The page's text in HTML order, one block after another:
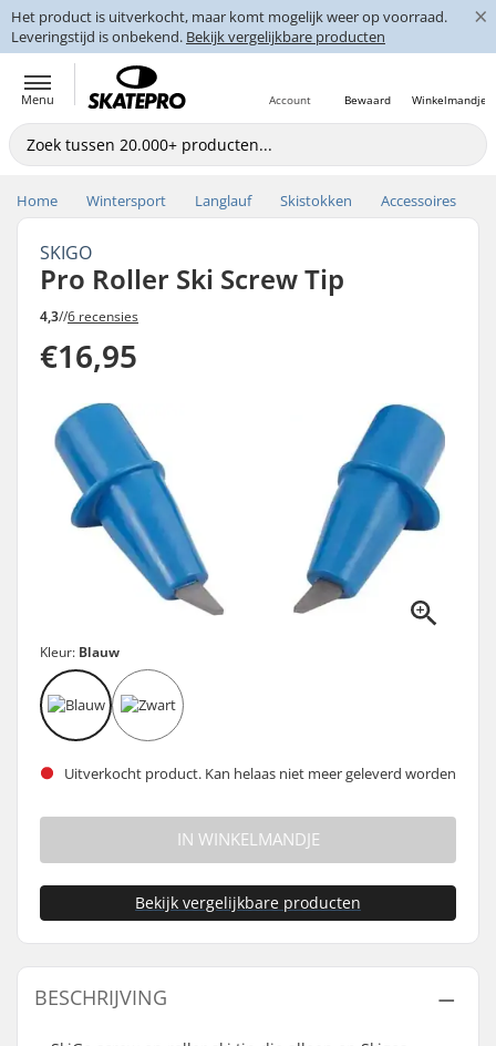
Het product is uitverkocht, maar komt mogelijk weer op voorraad.
Leveringstijd is onbekend. Bekijk vergelijkbare producten
×
Menu Winkelmandje
Bewaard
Account
Home Wintersport Langlauf Skistokken Accessoires
SKIGO
Pro Roller Ski Screw Tip
4,3//6 recensies
€16,95
Kleur: Blauw
Uitverkocht product. Kan helaas niet meer geleverd worden
IN WINKELMANDJE
Bekijk vergelijkbare producten
BESCHRIJVING